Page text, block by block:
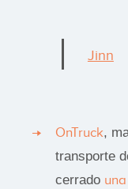
Jinn
OnTruck,
transporte
cerrado